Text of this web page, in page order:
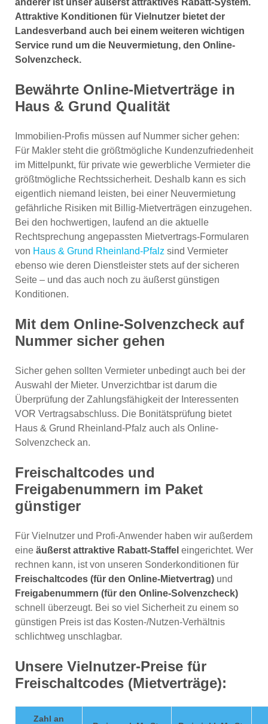
anderer ist unser äußerst attraktives Rabatt-System.
Attraktive Konditionen für Vielnutzer bietet der
Landesverband auch bei einem weiteren wichtigen
Service rund um die Neuvermietung, den Online-
Solvenzcheck.
Bewährte Online-Mietverträge in
Haus & Grund Qualität
Immobilien-Profis müssen auf Nummer sicher gehen:
Für Makler steht die größtmögliche Kundenzufriedenheit
im Mittelpunkt, für private wie gewerbliche Vermieter die
größtmögliche Rechtssicherheit. Deshalb kann es sich
eigentlich niemand leisten, bei einer Neuvermietung
gefährliche Risiken mit Billig-Mietverträgen einzugehen.
Bei den hochwertigen, laufend an die aktuelle
Rechtsprechung angepassten Mietvertrags-Formularen
von Haus & Grund Rheinland-Pfalz sind Vermieter
ebenso wie deren Dienstleister stets auf der sicheren
Seite – und das auch noch zu äußerst günstigen
Konditionen.
Mit dem Online-Solvenzcheck auf
Nummer sicher gehen
Sicher gehen sollten Vermieter unbedingt auch bei der
Auswahl der Mieter. Unverzichtbar ist darum die
Überprüfung der Zahlungsfähigkeit der Interessenten
VOR Vertragsabschluss. Die Bonitätsprüfung bietet
Haus & Grund Rheinland-Pfalz auch als Online-
Solvenzcheck an.
Freischaltcodes und
Freigabenummern im Paket
günstiger
Für Vielnutzer und Profi-Anwender haben wir außerdem
eine äußerst attraktive Rabatt-Staffel eingerichtet. Wer
rechnen kann, ist von unseren Sonderkonditionen für
Freischaltcodes (für den Online-Mietvertrag) und
Freigabenummern (für den Online-Solvenzcheck)
schnell überzeugt. Bei so viel Sicherheit zu einem so
günstigen Preis ist das Kosten-/Nutzen-Verhältnis
schlichtweg unschlagbar.
Unsere Vielnutzer-Preise für
Freischaltcodes (Mietverträge):
Zahl an